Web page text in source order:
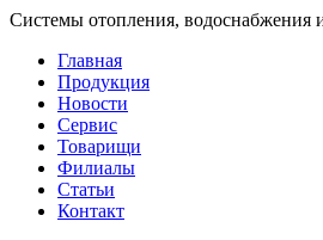
Системы отопления, водоснабжения
Главная
Продукция
Новости
Сервис
Товарищи
Филиалы
Статьи
Контакт